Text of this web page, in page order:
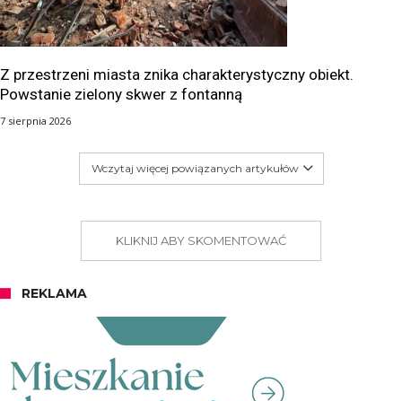
Z przestrzeni miasta znika charakterystyczny obiekt.
Powstanie zielony skwer z fontanną
7 sierpnia 2026
Wczytaj więcej powiązanych artykułów
KLIKNIJ ABY SKOMENTOWAĆ
REKLAMA